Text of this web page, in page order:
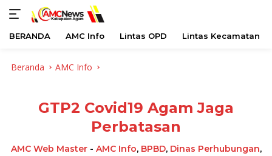
BERANDA AMC Info Lintas OPD Lintas Kecamatan
Beranda AMC Info
GTP2 Covid19 Agam Jaga
Perbatasan
AMC Web Master- AMC Info, BPBD, Dinas Perhubungan,